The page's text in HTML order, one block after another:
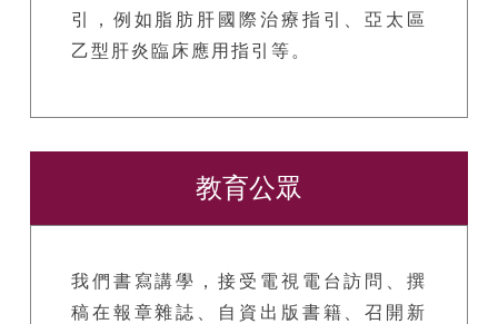
引，例如脂肪肝國際治療指引、亞太區
乙型肝炎臨床應用指引等。
教育公眾
我們書寫講學，接受電視電台訪問、撰
稿在報章雜誌、自資出版書籍、召開新